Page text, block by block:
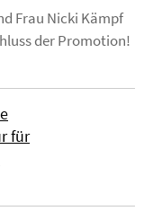
Frau Nicki Kämpf
der Promotion!
für